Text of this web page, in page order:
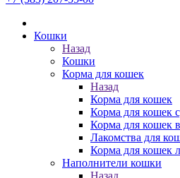
Кошки
Назад
Кошки
Корма для кошек
Назад
Корма для кошек
Корма для кошек
Корма для кошек
Лакомства для
Корма для кошек
Наполнители кошки
Назад